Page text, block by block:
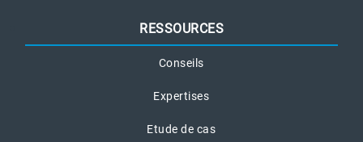
RESSOURCES
Conseils
Expertises
Etude de cas